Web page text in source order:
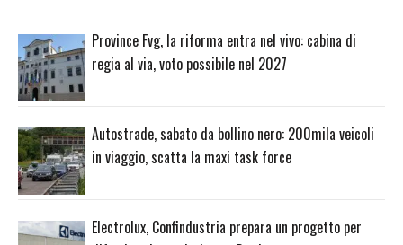
Province Fvg, la riforma entra nel vivo: cabina di
regia al via, voto possibile nel 2027
Autostrade, sabato da bollino nero: 200mila veicoli
in viaggio, scatta la maxi task force
Electrolux, Confindustria prepara un progetto per